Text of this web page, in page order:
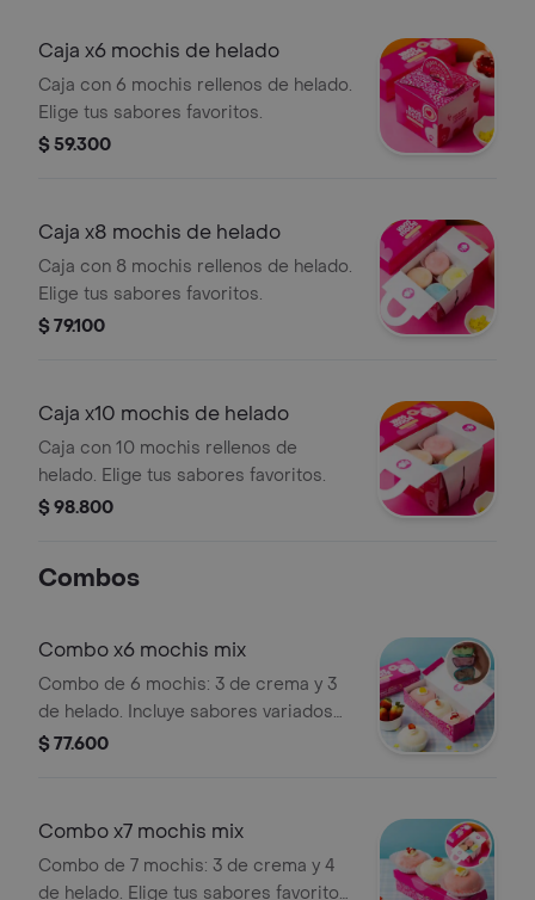
Caja x6 mochis de helado
Caja con 6 mochis rellenos de helado.
Elige tus sabores favoritos.
$ 59.300
Caja x8 mochis de helado
Caja con 8 mochis rellenos de helado.
Elige tus sabores favoritos.
$ 79.100
Caja x10 mochis de helado
Caja con 10 mochis rellenos de
helado. Elige tus sabores favoritos.
$ 98.800
Combos
Combo x6 mochis mix
Combo de 6 mochis: 3 de crema y 3
de helado. Incluye sabores variados
como oreo con crema. Elige tus
$ 77.600
Combo x7 mochis mix
Combo de 7 mochis: 3 de crema y 4
de helado. Elige tus sabores favoritos,